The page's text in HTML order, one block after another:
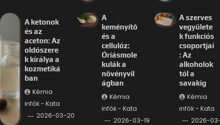
A ketonok
és az
aceton: Az
oldószere
k királya a
kozmetiká
ban
Kémia
infók - Kata
2026-03-20
A
keményítő
és a
cellulóz:
Óriásmole
kulák a
növényvil
ágban
Kémia
infók - Kata
2026-03-19
A szerves
vegyülete
k funkciós
csoportjai
: Az
alkoholok
tól a
savakig
Kémia
infók - Kata
2026-